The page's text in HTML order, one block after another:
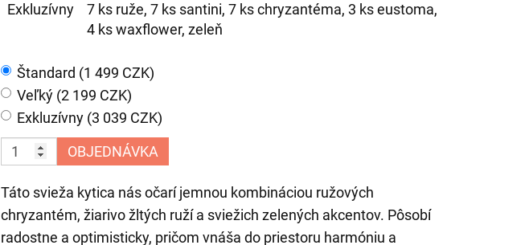
Exkluzívny
7 ks ruže, 7 ks santini, 7 ks chryzantéma, 3 ks eustoma,
4 ks waxflower, zeleň
Štandard (1 499 CZK)
Veľký (2 199 CZK)
Exkluzívny (3 039 CZK)
OBJEDNÁVKA
Táto svieža kytica nás očarí jemnou kombináciou ružových
chryzantém, žiarivo žltých ruží a sviežich zelených akcentov. Pôsobí
radostne a optimisticky, pričom vnáša do priestoru harmóniu a